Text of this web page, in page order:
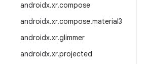
androidx.xr.compose
androidx.xr.compose.material3
androidx.xr.glimmer
androidx.xr.projected